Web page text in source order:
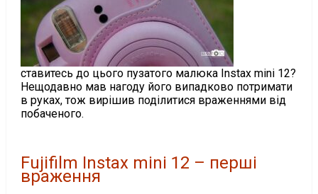
ставитесь до цього пузатого малюка Instax mini 12?
Нещодавно мав нагоду його випадково потримати
в руках, тож вирішив поділитися враженнями від
побаченого.
Fujifilm Instax mini 12 – перші
враження